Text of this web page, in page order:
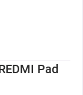
Pad